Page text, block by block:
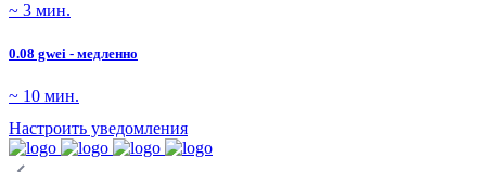
~ 3 мин.
0.08 gwei - медленно
~ 10 мин.
Настроить уведомления